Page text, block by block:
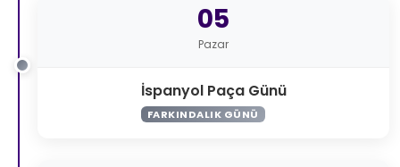
05
Pazar
İspanyol Paça Günü
FARKINDALIK GÜNÜ